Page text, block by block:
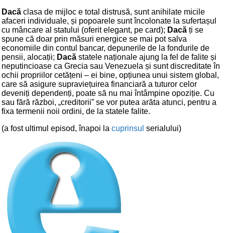
Dacă clasa de mijloc e total distrusă, sunt anihilate micile
afaceri individuale, și popoarele sunt încolonate la sufertașul
cu mâncare al statului (oferit elegant, pe card); Dacă ți se
spune că doar prin măsuri energice se mai pot salva
economiile din contul bancar, depunerile de la fondurile de
pensii, alocații; Dacă statele naționale ajung la fel de falite și
neputincioase ca Grecia sau Venezuela și sunt discreditate în
ochii propriilor cetățeni – ei bine, opțiunea unui sistem global,
care să asigure supraviețuirea financiară a tuturor celor
deveniți dependenți, poate să nu mai întâmpine opoziție. Cu
sau fără război, „creditorii” se vor putea arăta atunci, pentru a
fixa termenii noii ordini, de la statele falite.
(a fost ultimul episod, înapoi la cuprinsul serialului)